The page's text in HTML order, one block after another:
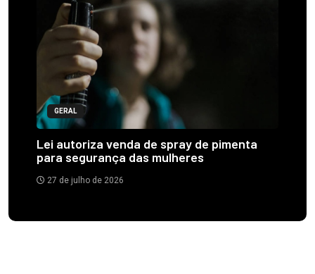
GERAL
Lei autoriza venda de spray de pimenta
para segurança das mulheres
27 de julho de 2026